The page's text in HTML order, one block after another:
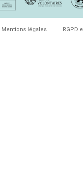
Mentions légales RGPD